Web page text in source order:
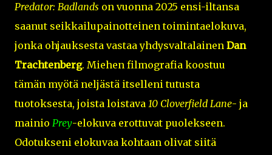
Predator: Badlands on vuonna 2025 ensi-iltansa
saanut seikkailupainotteinen toimintaelokuva,
jonka ohjauksesta vastaa yhdysvaltalainen Dan
Trachtenberg. Miehen filmografia koostuu
tämän myötä neljästä itselleni tutusta
tuotoksesta, joista loistava 10 Cloverfield Lane- ja
mainio Prey-elokuva erottuvat puolekseen.
Odotukseni elokuvaa kohtaan olivat siitä